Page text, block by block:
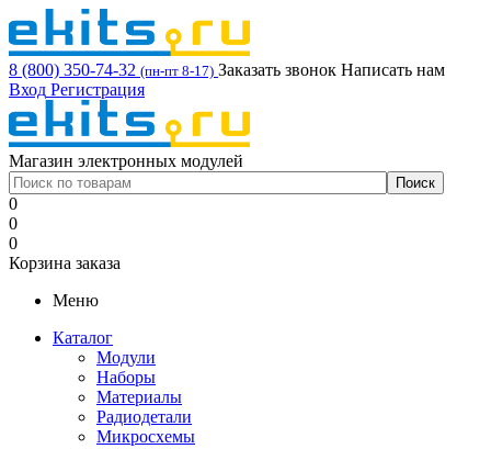
8 (800) 350-74-32 (пн-пт 8-17) Заказать звонок Написать нам
Вход Регистрация
Магазин электронных модулей
0
0
0
Корзина заказа
Меню
Каталог
Модули
Наборы
Материалы
Радиодетали
Микросхемы